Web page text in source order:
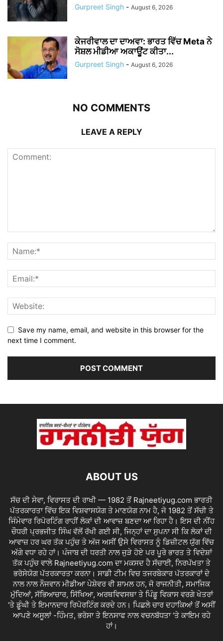
Gurpreet Singh - August 6, 2026
ਕੇਜਰੀਵਾਲ ਦਾ ਦਾਅਵਾ: ਭਾਰਤ ਵਿੱਚ Meta ਨੇ
ਸੋਸ਼ਲ ਮੀਡੀਆ ਅਕਾਊਂਟ ਕੀਤਾ...
Gurpreet Singh - August 6, 2026
NO COMMENTS
LEAVE A REPLY
Save my name, email, and website in this browser for the
next time I comment.
ABOUT US
ਸੱਚ ਦੀ ਸੇਵਾ, ਵਿਰਾਸਤ ਦੀ ਰਾਖੀ — 1982 ਤੋਂ Rajneetiyug.com ਭਾਰਤੀ
ਪੱਤਰਕਾਰਤਾ ਵਿੱਚ ਇਕ ਵਿਸ਼ਵਾਸਯੋਗ ਤੇ ਮਾਣਯੋਗ ਨਾਮ ਹੈ, ਜੋ 1982 ਤੋਂ ਸੱਚੀ ਤੇ
ਜਿੰਮੇਵਾਰ ਰਿਪੋਰਟਿੰਗ ਰਾਹੀਂ ਲੋਕਾਂ ਦੀ ਆਵਾਜ਼ ਬਣਦਾ ਆ ਰਿਹਾ ਹੈ। ਇਸ ਦੀ ਨੀਂਹ
ਚੌਧਰੀ ਪ੍ਰਭਜੀਤ ਸਿੰਘ ਵੱਲੋਂ ਰੱਖੀ ਗਈ ਸੀ, ਜਿਨ੍ਹਾਂ ਦਾ ਸੁਪਨਾ ਸੀ ਕਿ ਲੋਕਾਂ ਦੀ
ਆਵਾਜ਼ ਹਰ ਘਰ ਤੱਕ ਪਹੁੰਚ ਤੇ ਅੱਜ ਅਸੀਂ ਉਸੇ ਵਿਰਾਸਤ ਨੂੰ ਡਿਜ਼ੀਟਲ ਯੁੱਗ ਵਿੱਚ
ਅੱਗੇ ਵਧਾ ਰਹੇ ਹਾਂ। ਪੰਜਾਬ ਦੀ ਧਰਤੀ ਨਾਲ ਜੁੜੇ ਹੋਏ ਪਰ ਪੂਰੇ ਭਾਰਤ ਤੇ ਵਿਦੇਸ਼ਾਂ
ਤੱਕ ਪਹੁੰਚ ਵਾਲੇ Rajneetiyug.com ਦਾ ਮਕਸਦ ਹੈ ਸੱਚਾਈ, ਨਿਰਪੱਖਤਾ ਤੇ
ਭਰੋਸੇਯੋਗ ਪੱਤਰਕਾਰਤਾ ਕਰਨਾ। ਸਾਡੀ ਟੀਮ ਵਿਚ ਤਜਰਬੇਕਾਰ ਪੱਤਰਕਾਰਾਂ ਦੇ
ਨਾਲ ਨਾਲ ਨੌਜਵਾਨ ਮੀਡੀਆ ਪੇਸ਼ੇਵਰ ਵੀ ਸ਼ਾਮਲ ਹਨ, ਜੋ ਰਾਜਨੀਤੀ, ਸਮਾਜਿਕ
ਮੁੱਦਿਆਂ, ਸੱਭਿਆਚਾਰ, ਸਿੱਖਿਆ, ਅਰਥਵਿਵਸਥਾ ਤੇ ਪਿੰਡੂ ਵਿਕਾਸ ਵਰਗੇ ਖੇਤਰਾਂ
‘ਤੇ ਡੂੰਘੀ ਤੇ ਇਮਾਨਦਾਰ ਰਿਪੋਰਟਿੰਗ ਕਰਦੇ ਹਨ। ਪਿਛਲੇ ਚਾਰ ਦਹਾਕਿਆਂ ਤੋਂ ਅਸੀਂ
ਆਪਣੇ ਅਸੂਲਾਂ -ਹਿੰਮਤ, ਭਰੋਸਾ ਤੇ ਇਨਸਾਫ ਨਾਲ ਵਚਨਬੱਧਤਾ ‘ਤੇ ਕਾਇਮ ਰਹੇ
ਹਾਂ।